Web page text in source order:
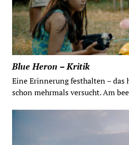
Blue Heron – Kritik
Eine Erinnerung festhalten – das
schon mehrmals versucht. Am